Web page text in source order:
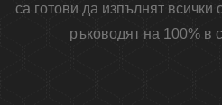
са готови да изпълнят всички
ръководят на 100% в